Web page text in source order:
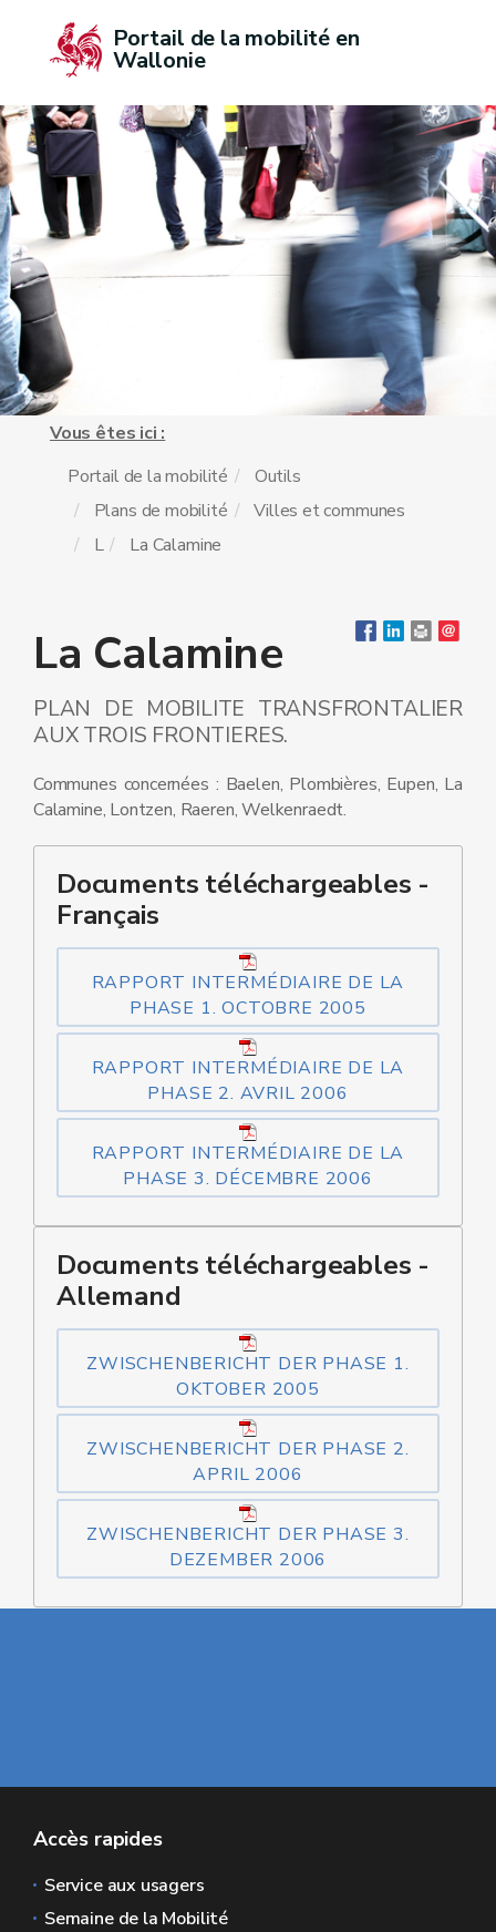
Portail de la mobilité en
Wallonie
Vous êtes ici :
Portail de la mobilité
Outils
Plans de mobilité
Villes et communes
L
La Calamine
La Calamine
PLAN DE MOBILITE TRANSFRONTALIER
AUX TROIS FRONTIERES.
Communes concernées : Baelen, Plombières, Eupen, La
Calamine, Lontzen, Raeren, Welkenraedt.
Documents téléchargeables -
Français
RAPPORT INTERMÉDIAIRE DE LA
PHASE 1. OCTOBRE 2005
RAPPORT INTERMÉDIAIRE DE LA
PHASE 2. AVRIL 2006
RAPPORT INTERMÉDIAIRE DE LA
PHASE 3. DÉCEMBRE 2006
Documents téléchargeables -
Allemand
ZWISCHENBERICHT DER PHASE 1.
OKTOBER 2005
ZWISCHENBERICHT DER PHASE 2.
APRIL 2006
ZWISCHENBERICHT DER PHASE 3.
DEZEMBER 2006
Accès rapides
Service aux usagers
Semaine de la Mobilité